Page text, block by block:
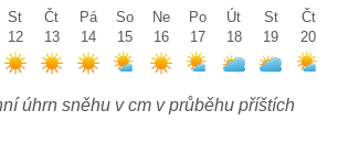
St
12
Čt
13
Pá
14
So
15
Ne
16
Po
17
Út
18
St
19
Čt
20
úhrn sněhu v cm v průběhu příštích